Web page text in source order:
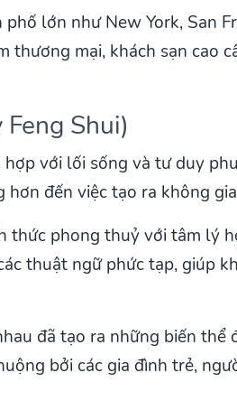
lớn như New York, San
mại, khách sạn cao
Shui)
với lối sống và tư duy
đến việc tạo ra không
phong thuỷ với tâm lý
thuật ngữ phức tạp, giúp
đã tạo ra những biến thể
bởi các gia đình trẻ,